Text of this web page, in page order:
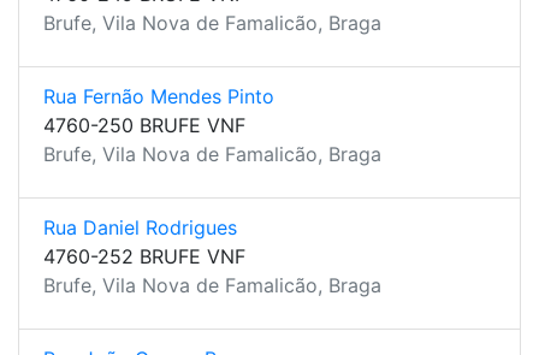
Brufe, Vila Nova de Famalicão, Braga
Rua Fernão Mendes Pinto
4760-250 BRUFE VNF
Brufe, Vila Nova de Famalicão, Braga
Rua Daniel Rodrigues
4760-252 BRUFE VNF
Brufe, Vila Nova de Famalicão, Braga